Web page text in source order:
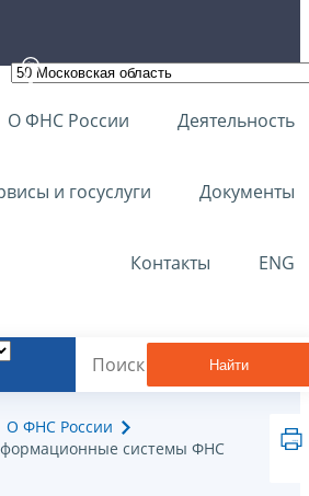
О ФНС России Деятельность
и госуслуги Документы
Контакты ENG
Найти
О ФНС России
системы ФНС